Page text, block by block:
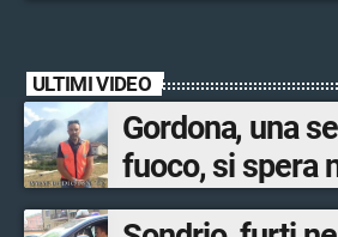
ULTIMI VIDEO
Gordona, una
fuoco, si spera